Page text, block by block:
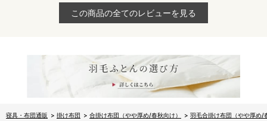
この商品の全てのレビューを見る
寝具・布団通販 > 掛け布団 > 合掛け布団（やや厚め/春秋向け） > 羽毛合掛け布団（やや厚め/